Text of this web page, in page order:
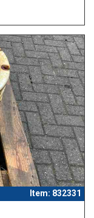
Item: 832331